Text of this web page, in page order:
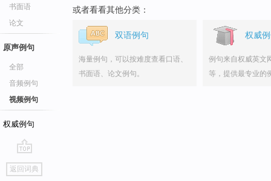
书面语
论文
原声例句
全部
音频例句
视频例句
权威例句
go
top
返回词典
或者看看其他分类：
双语例句
海量例句，可以按难度查看口语、
书面语、论文例句。
权威
例句来自权威英文
等，提供最专业的